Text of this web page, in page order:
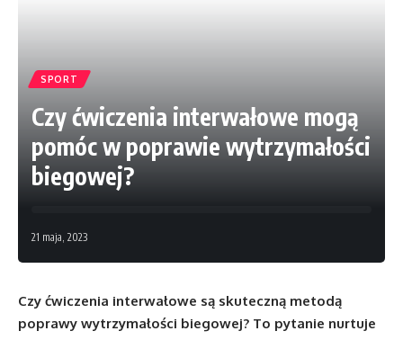
SPORT
Czy ćwiczenia interwałowe mogą
pomóc w poprawie wytrzymałości
biegowej?
21 maja, 2023
Czy ćwiczenia interwałowe są skuteczną metodą
poprawy wytrzymałości biegowej? To pytanie nurtuje